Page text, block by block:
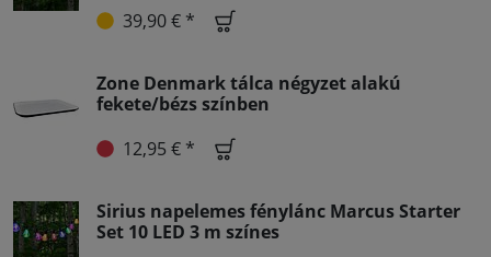
39,90 € *
Zone Denmark tálca négyzet alakú
fekete/bézs színben
12,95 € *
Sirius napelemes fénylánc Marcus Starter
Set 10 LED 3 m színes